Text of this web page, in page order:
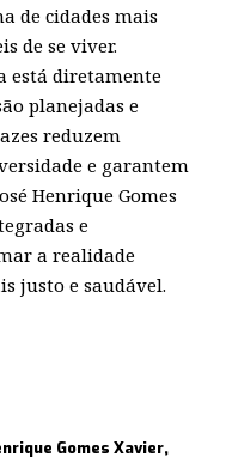
de cidades mais
de se viver.
está diretamente
planejadas e
reduzem
e garantem
Henrique Gomes
e
a realidade
justo e saudável.
Gomes Xavier